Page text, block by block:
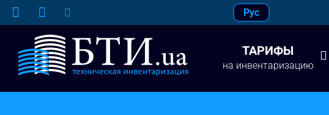
Skip
to
content
Рус
ТАРИФЫ
на инвентаризацию